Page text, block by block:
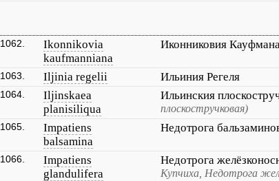
1062.
Ikonnikovia
kaufmanniana
Иконниковия
1063. Iljinia regelii Ильиния Регеля
1064.
Iljinskaea
planisiliqua
Ильинския
плоскостручковая)
1065.
Impatiens
balsamina
Недотрога
1066.
Impatiens
glandulifera
Недотрога
Купчиха, Недотрога